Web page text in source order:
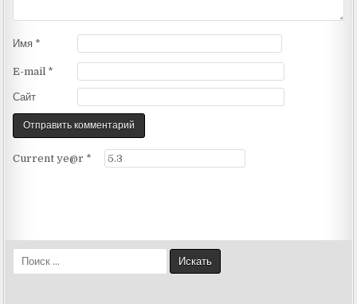
Имя *
E-mail *
Сайт
Current ye@r *
e